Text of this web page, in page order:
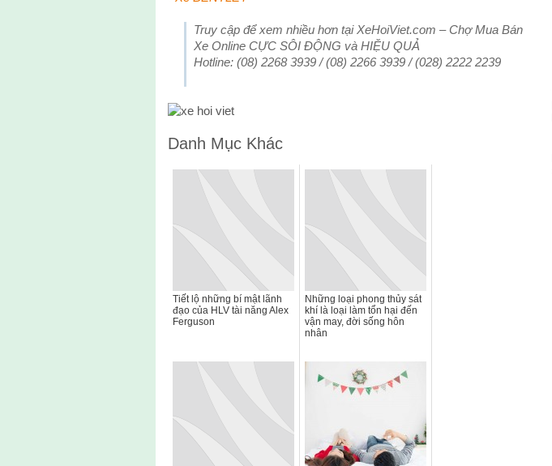
Truy cập để xem nhiều hơn tại XeHoiViet.com – Chợ Mua Bán
Xe Online CỰC SÔI ĐỘNG và HIỆU QUẢ
Hotline: (08) 2268 3939 / (08) 2266 3939 / (028) 2222 2239
Danh Mục Khác
Tiết lộ những bí mật lãnh
đạo của HLV tài năng Alex
Ferguson
Những loại phong thủy sát
khí là loại làm tổn hại đến
vận may, đời sống hôn
nhân